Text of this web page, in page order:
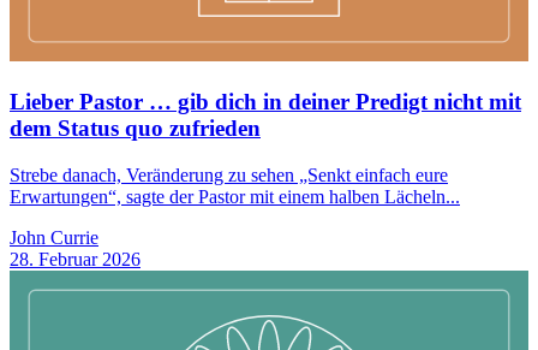
Lieber Pastor … gib dich in deiner Predigt nicht mit
dem Status quo zufrieden
Strebe danach, Veränderung zu sehen „Senkt einfach eure
Erwartungen“, sagte der Pastor mit einem halben Lächeln...
John Currie
28. Februar 2026